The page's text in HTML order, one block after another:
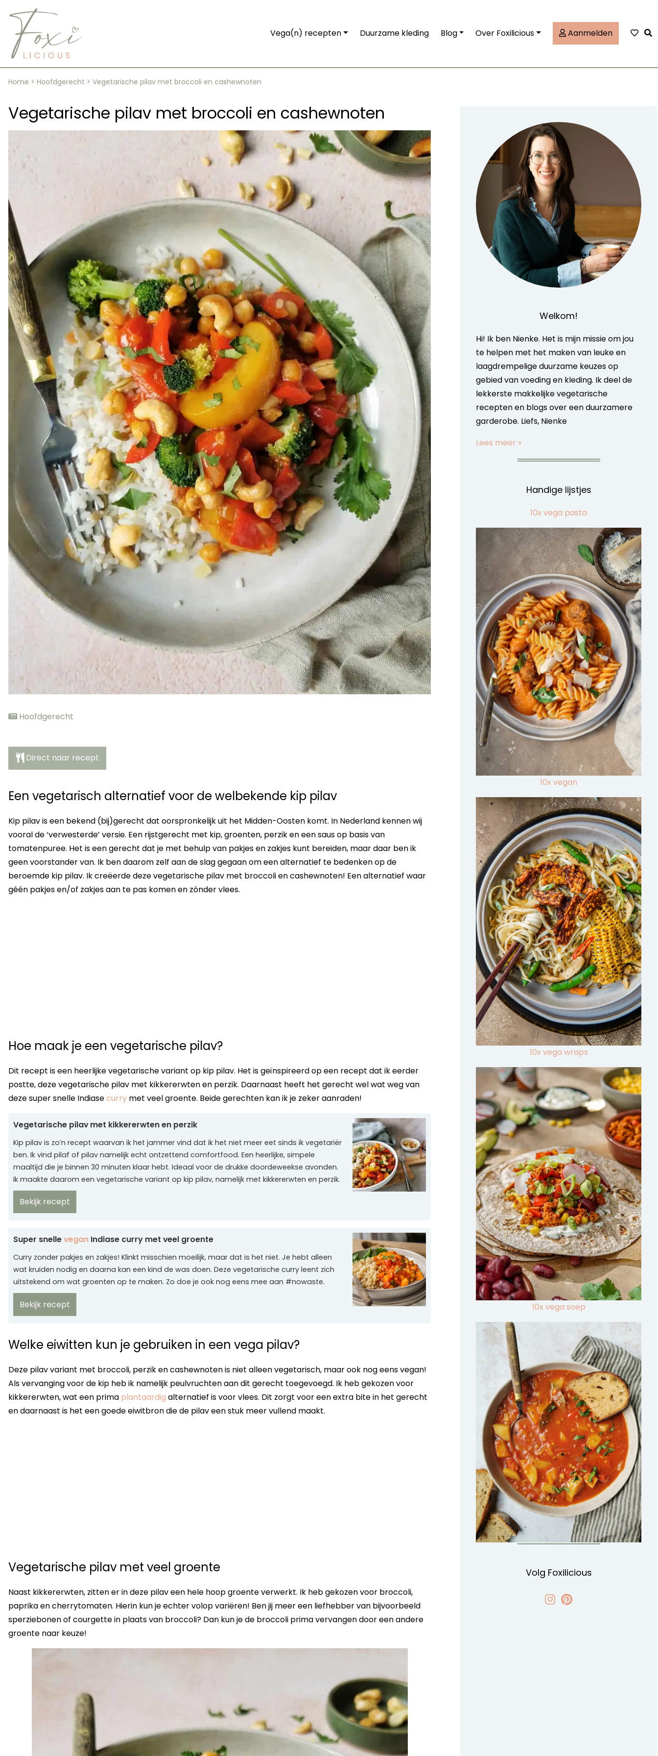
content
Vega(n) recepten Duurzame kleding Blog Over Foxilicious Aanmelden
Home > Hoofdgerecht > Vegetarische pilav met broccoli en cashewnoten
Vegetarische pilav met broccoli en cashewnoten
Hoofdgerecht
Direct naar recept
Een vegetarisch alternatief voor de welbekende kip pilav
Kip pilav is een bekend (bij)gerecht dat oorspronkelijk uit het Midden-Oosten komt. In Nederland kennen wij
vooral de ‘verwesterde’ versie. Een rijstgerecht met kip, groenten, perzik en een saus op basis van
tomatenpuree. Het is een gerecht dat je met behulp van pakjes en zakjes kunt bereiden, maar daar ben ik
geen voorstander van. Ik ben daarom zelf aan de slag gegaan om een alternatief te bedenken op de
beroemde kip pilav. Ik creëerde deze vegetarische pilav met broccoli en cashewnoten! Een alternatief waar
géén pakjes en/of zakjes aan te pas komen en zónder vlees.
Hoe maak je een vegetarische pilav?
Dit recept is een heerlijke vegetarische variant op kip pilav. Het is geïnspireerd op een recept dat ik eerder
postte, deze vegetarische pilav met kikkererwten en perzik. Daarnaast heeft het gerecht wel wat weg van
deze super snelle Indiasecurry met veel groente. Beide gerechten kan ik je zeker aanraden!
Vegetarische pilav met kikkererwten en perzik
Kip pilav is zo’n recept waarvan ik het jammer vind dat ik het niet meer eet sinds ik vegetariër
ben. Ik vind pilaf of pilav namelijk echt ontzettend comfortfood. Een heerlijke, simpele
maaltijd die je binnen 30 minuten klaar hebt. Ideaal voor de drukke doordeweekse avonden.
Ik maakte daarom een vegetarische variant op kip pilav, namelijk met kikkererwten en perzik.
Bekijk recept
Super snellevegan Indiase curry met veel groente
Curry zonder pakjes en zakjes! Klinkt misschien moeilijk, maar dat is het niet. Je hebt alleen
wat kruiden nodig en daarna kan een kind de was doen. Deze vegetarische curry leent zich
uitstekend om wat groenten op te maken. Zo doe je ook nog eens mee aan #nowaste.
Bekijk recept
Welke eiwitten kun je gebruiken in een vega pilav?
Deze pilav variant met broccoli, perzik en cashewnoten is niet alleen vegetarisch, maar ook nog eens vegan!
Als vervanging voor de kip heb ik namelijk peulvruchten aan dit gerecht toegevoegd. Ik heb gekozen voor
kikkererwten, wat een prima plantaardig alternatief is voor vlees. Dit zorgt voor een extra bite in het gerecht
en daarnaast is het een goede eiwitbron die de pilav een stuk meer vullend maakt.
Vegetarische pilav met veel groente
Naast kikkererwten, zitten er in deze pilav een hele hoop groente verwerkt. Ik heb gekozen voor broccoli,
paprika en cherrytomaten. Hierin kun je echter volop variëren! Ben jij meer een liefhebber van bijvoorbeeld
sperziebonen of courgette in plaats van broccoli? Dan kun je de broccoli prima vervangen door een andere
groente naar keuze!
Welkom!
Hi! Ik ben Nienke. Het is mijn missie om jou
te helpen met het maken van leuke en
laagdrempelige duurzame keuzes op
gebied van voeding en kleding. Ik deel de
lekkerste makkelijke vegetarische
recepten en blogs over een duurzamere
garderobe. Liefs, Nienke
Lees meer »
Handige lijstjes
10x vega pasta
10x vegan
10x vega wraps
10x vega soep
Volg Foxilicious